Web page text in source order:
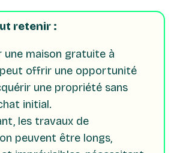
retenir :
une maison gratuite à
offrir une opportunité
une propriété sans
initial.
les travaux de
peuvent être longs,